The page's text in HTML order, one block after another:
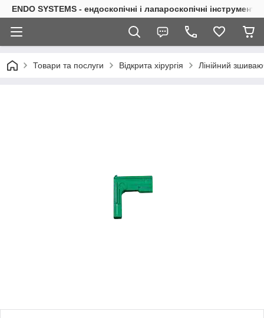
ENDO SYSTEMS - ендоскопічні і лапароскопічні інструменти
Товари та послуги Відкрита хірургія Лінійний